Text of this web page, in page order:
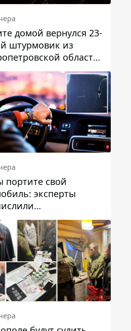
домой вернулся 23-
штурмовик из
области
Бескровный
портите свой
эксперты
водителей,
на самом деле
машине